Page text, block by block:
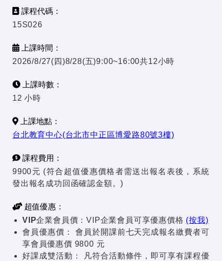
課程代碼：
15S026
上課時間：
2026/8/27(四)8/28(五)9:00~16:00共12小時
上課時數：
12 小時
上課地點：
台北教育中心(台北市中正區博愛路80號3樓)
課程費用：
9900元 (符合超值優惠價格者需送出報名表後，系統
發出報名成功回函確認金額。)
超值優惠：
VIP企業會員價：VIP企業會員可享優惠價格 (按我)
會員優惠價：
會員於開課前七天完成報名繳費者可
享會員優惠價 9800 元
好課成雙活動：
凡符合活動條件，即可享有課程優